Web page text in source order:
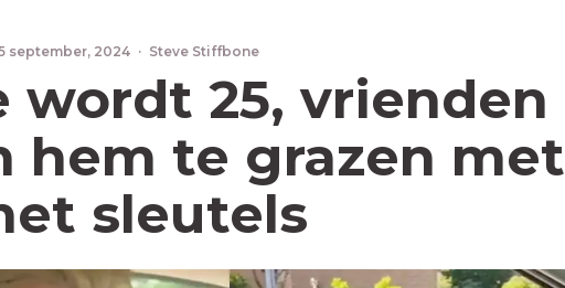
september, 2024 · Steve Stiffbone
wordt 25, vrienden
hem te grazen met
sleutels